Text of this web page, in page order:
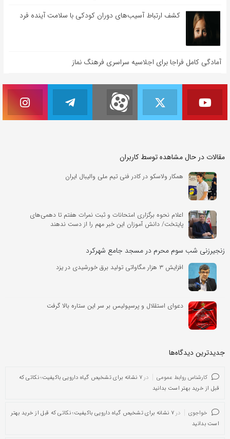
کشف ارتباط آسیب‌های دوران کودکی با سلامت آینده فرد
آمادگی کامل فراجا برای اجلاسیه سراسری فرهنگ نماز
مقالات در حال مشاهده توسط کاربران
همکار ولاسکو در کادر فنی تیم ملی والیبال ایران
اعلام نحوه برگزاری امتحانات و ثبت نمرات هفتم تا دهمی‌های
پایتخت/ دانش آموزان این خبر مهم را از دست ندهند
زنجیرزنی شب سوم محرم در مسجد جامع شهرکرد
افزایش ۳ هزار مگاواتی تولید برق خورشیدی در یزد
دعوای استقلال و پرسپولیس بر سر این ستاره بالا گرفت
جدیدترین دیدگاه‌‌ها
کارشناس روابط عمومی در
۷ نشانه برای تشخیص گیاه دارویی باکیفیت؛ نکاتی که
قبل از خرید بهتر است بدانید
خواجوی در
۷ نشانه برای تشخیص گیاه دارویی باکیفیت؛ نکاتی که قبل از خرید بهتر
است بدانید